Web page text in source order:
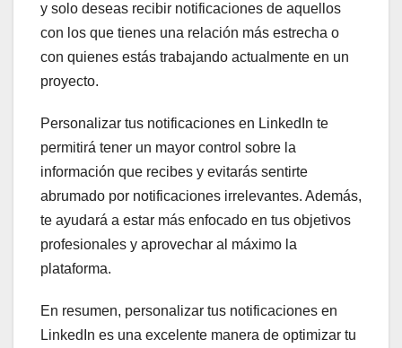
y solo deseas recibir notificaciones de aquellos
con los que tienes una relación más estrecha o
con quienes estás trabajando actualmente en un
proyecto.
Personalizar tus notificaciones en LinkedIn te
permitirá tener un mayor control sobre la
información que recibes y evitarás sentirte
abrumado por notificaciones irrelevantes. Además,
te ayudará a estar más enfocado en tus objetivos
profesionales y aprovechar al máximo la
plataforma.
En resumen, personalizar tus notificaciones en
LinkedIn es una excelente manera de optimizar tu